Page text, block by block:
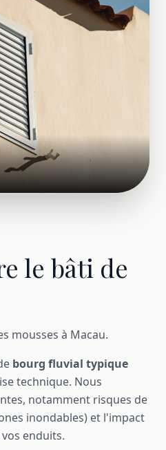
le bâti de
mousses à Macau.
bourg fluvial typique
technique. Nous
notamment risques de
inondables) et l'impact
enduits.